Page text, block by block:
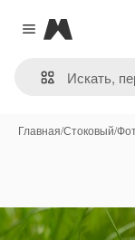
Close menu
Magnific
Главная/Стоковый/